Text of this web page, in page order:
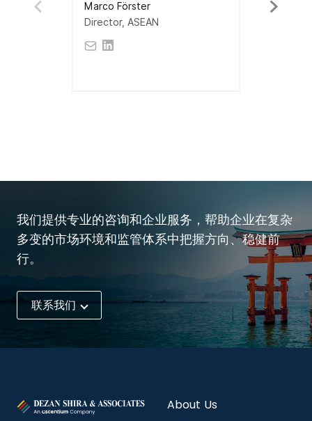
Marco Förster
Director, ASEAN
我们提供专业的咨询和企业服务，帮助企业在复杂
多变的市场环境和监管体系中把握方向、稳健前
行。
联系我们
About Us